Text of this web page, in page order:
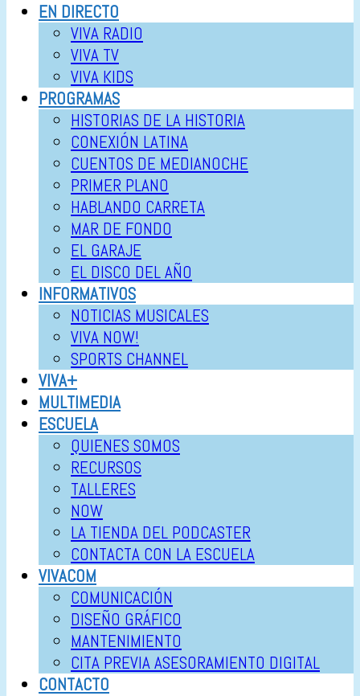
EN DIRECTO
VIVA RADIO
VIVA TV
VIVA KIDS
PROGRAMAS
HISTORIAS DE LA HISTORIA
CONEXIÓN LATINA
CUENTOS DE MEDIANOCHE
PRIMER PLANO
HABLANDO CARRETA
MAR DE FONDO
EL GARAJE
EL DISCO DEL AÑO
INFORMATIVOS
NOTICIAS MUSICALES
VIVA NOW!
SPORTS CHANNEL
VIVA+
MULTIMEDIA
ESCUELA
QUIENES SOMOS
RECURSOS
TALLERES
NOW
LA TIENDA DEL PODCASTER
CONTACTA CON LA ESCUELA
VIVACOM
COMUNICACIÓN
DISEÑO GRÁFICO
MANTENIMIENTO
CITA PREVIA ASESORAMIENTO DIGITAL
CONTACTO